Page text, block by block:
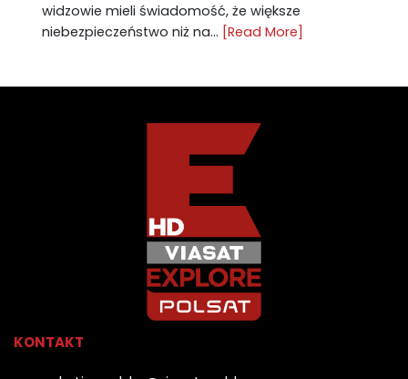
widzowie mieli świadomość, że większe
niebezpieczeństwo niż na... [Read More]
KONTAKT